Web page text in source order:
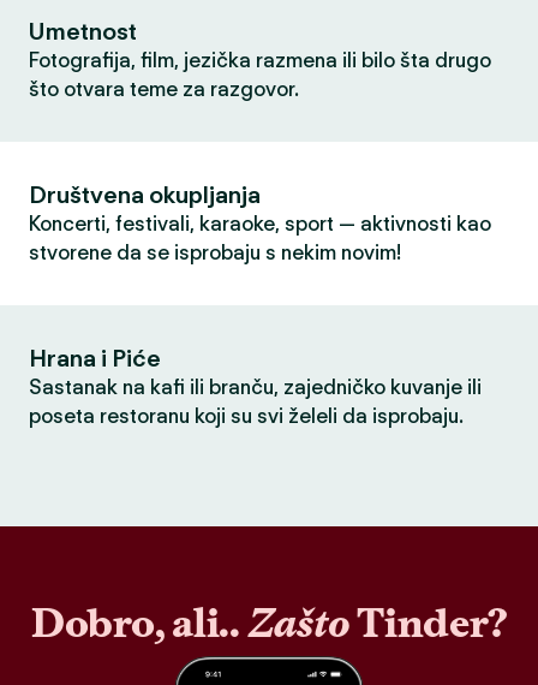
Umetnost
Fotografija, film, jezička razmena ili bilo šta drugo
što otvara teme za razgovor.
Društvena okupljanja
Koncerti, festivali, karaoke, sport — aktivnosti kao
stvorene da se isprobaju s nekim novim!
Hrana i Piće
Sastanak na kafi ili branču, zajedničko kuvanje ili
poseta restoranu koji su svi želeli da isprobaju.
Dobro, ali..ZaštoTinder?